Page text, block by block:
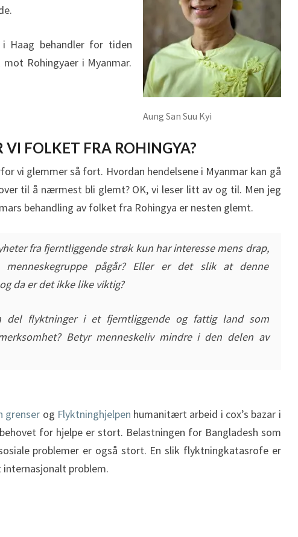
Aung San Suu Kyi
i Haag behandler for tiden
Rohingyaer i Myanmar.
FOLKET FRA ROHINGYA?
vi glemmer så fort. Hvordan hendelsene i Myanmar kan gå
til å nærmest bli glemt? OK, vi leser litt av og til. Men jeg
behandling av folket fra Rohingya er nesten glemt.
fra fjerntliggende strøk kun har interesse mens drap,
pågår? Eller er det slik at denne
da er det ikke like viktig?
flyktninger i et fjerntliggende og fattig land som
Betyr menneskeliv mindre i den delen av
grenser og Flyktninghjelpen humanitært arbeid i cox’s bazar i
for hjelpe er stort. Belastningen for Bangladesh som
problemer er også stort. En slik flyktningkatasrofe er
problem.